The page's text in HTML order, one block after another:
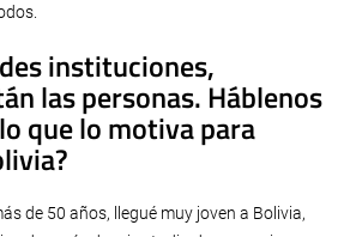
instituciones,
las personas. Háblenos
que lo motiva para
de 50 años, llegué muy joven a Bolivia,